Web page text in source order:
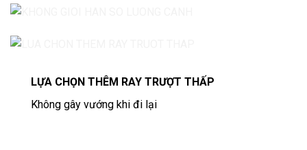
LỰA CHỌN THÊM RAY TRƯỢT THẤP
Không gây vướng khi đi lại